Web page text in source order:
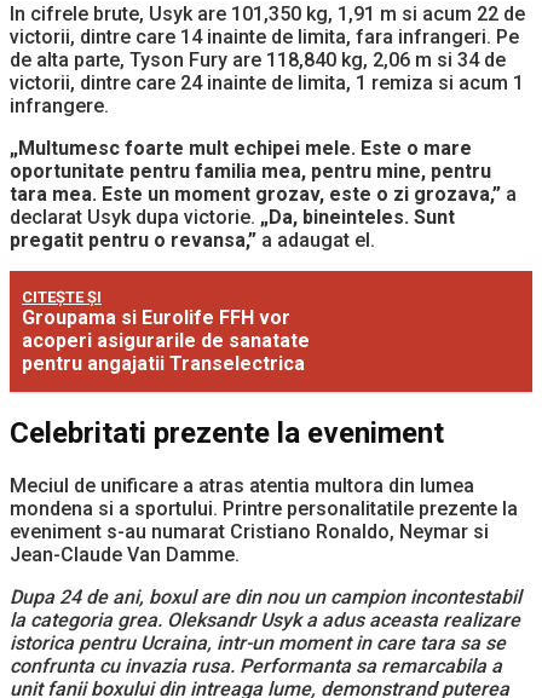
In cifrele brute, Usyk are 101,350 kg, 1,91 m si acum 22 de
victorii, dintre care 14 inainte de limita, fara infrangeri. Pe
de alta parte, Tyson Fury are 118,840 kg, 2,06 m si 34 de
victorii, dintre care 24 inainte de limita, 1 remiza si acum 1
infrangere.
„Multumesc foarte mult echipei mele. Este o mare
oportunitate pentru familia mea, pentru mine, pentru
tara mea. Este un moment grozav, este o zi grozava,” a
declarat Usyk dupa victorie. „Da, bineinteles. Sunt
pregatit pentru o revansa,” a adaugat el.
CITEȘTE ȘI
Groupama si Eurolife FFH vor
acoperi asigurarile de sanatate
pentru angajatii Transelectrica
Celebritati prezente la eveniment
Meciul de unificare a atras atentia multora din lumea
mondena si a sportului. Printre personalitatile prezente la
eveniment s-au numarat Cristiano Ronaldo, Neymar si
Jean-Claude Van Damme.
Dupa 24 de ani, boxul are din nou un campion incontestabil
la categoria grea. Oleksandr Usyk a adus aceasta realizare
istorica pentru Ucraina, intr-un moment in care tara sa se
confrunta cu invazia rusa. Performanta sa remarcabila a
unit fanii boxului din intreaga lume, demonstrand puterea